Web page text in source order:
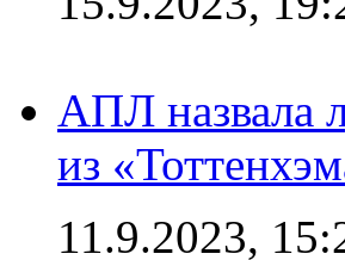
АПЛ назвала
из
11.9.2023,